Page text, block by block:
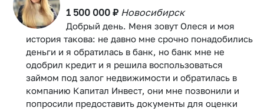
1 500 000 ₽ Новосибирск
Добрый день. Меня зовут Олеся и моя
история такова: не давно мне срочно понадобились
деньги и я обратилась в банк, но банк мне не
одобрил кредит и я решила воспользоваться
займом под залог недвижимости и обратилась в
компанию Капитал Инвест, они мне позвонили и
попросили предоставить документы для оценки